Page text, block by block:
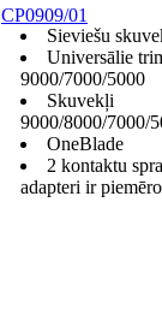
CP0909/01
Sieviešu
Universālie
9000/7000/5000
Skuvekļi
9000/8000/7000/
OneBlade
2 kontaktu
adapteri ir